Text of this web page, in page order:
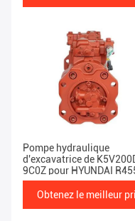
Pompe hydraulique
d'excavatrice de
9C0Z pour HYUNDAI
Obtenez le meilleur